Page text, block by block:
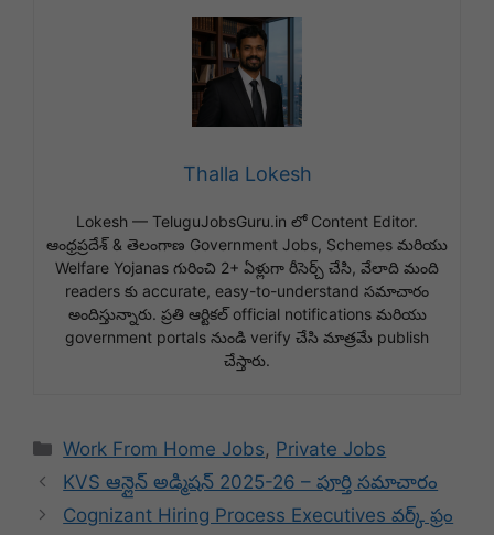
Thalla Lokesh
Lokesh — TeluguJobsGuru.in లో Content Editor.
ఆంధ్రప్రదేశ్ & తెలంగాణ Government Jobs, Schemes మరియు
Welfare Yojanas గురించి 2+ ఏళ్లుగా రీసెర్చ్ చేసి, వేలాది మంది
readers కు accurate, easy-to-understand సమాచారం
అందిస్తున్నారు. ప్రతి ఆర్టికల్ official notifications మరియు
government portals నుండి verify చేసి మాత్రమే publish
చేస్తారు.
Categories
Work From Home Jobs, Private Jobs
KVS ఆన్లైన్ అడ్మిషన్ 2025-26 – పూర్తి సమాచారం
Cognizant Hiring Process Executives వర్క్ ఫ్రం